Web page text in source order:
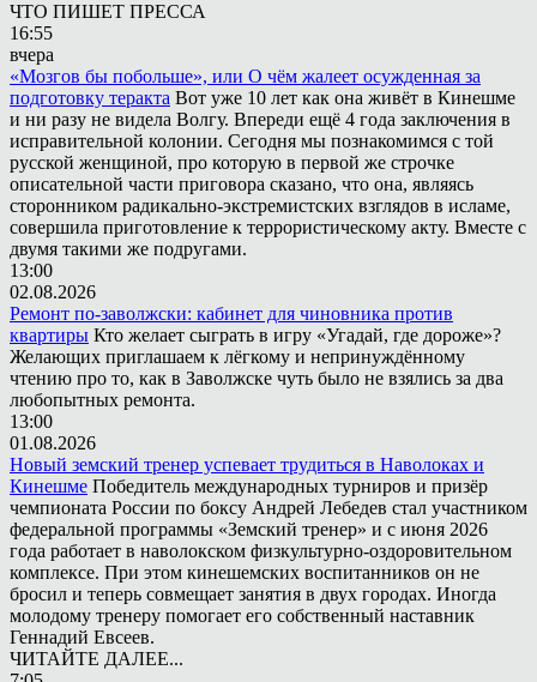
ЧТО ПИШЕТ ПРЕССА
16:55
вчера
«Мозгов бы побольше», или О чём жалеет осужденная за
подготовку теракта Вот уже 10 лет как она живёт в Кинешме
и ни разу не видела Волгу. Впереди ещё 4 года заключения в
исправительной колонии. Сегодня мы познакомимся с той
русской женщиной, про которую в первой же строчке
описательной части приговора сказано, что она, являясь
сторонником радикально-экстремистских взглядов в исламе,
совершила приготовление к террористическому акту. Вместе с
двумя такими же подругами.
13:00
02.08.2026
Ремонт по-заволжски: кабинет для чиновника против
квартиры Кто желает сыграть в игру «Угадай, где дороже»?
Желающих приглашаем к лёгкому и непринуждённому
чтению про то, как в Заволжске чуть было не взялись за два
любопытных ремонта.
13:00
01.08.2026
Новый земский тренер успевает трудиться в Наволоках и
Кинешме Победитель международных турниров и призёр
чемпионата России по боксу Андрей Лебедев стал участником
федеральной программы «Земский тренер» и с июня 2026
года работает в наволокском физкультурно-оздоровительном
комплексе. При этом кинешемских воспитанников он не
бросил и теперь совмещает занятия в двух городах. Иногда
молодому тренеру помогает его собственный наставник
Геннадий Евсеев.
ЧИТАЙТЕ ДАЛЕЕ...